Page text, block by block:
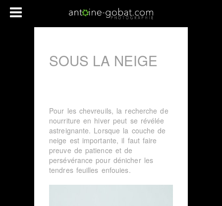
SOUS LA NEIGE
Pour les chevreuils, la recherche de
nourriture en hiver peut se révélée
astreignante. Lorsque la couche de
neige est importante, il faut faire
preuve de patience et de
persévérance pour dénicher les
tendres feuilles enfouies.